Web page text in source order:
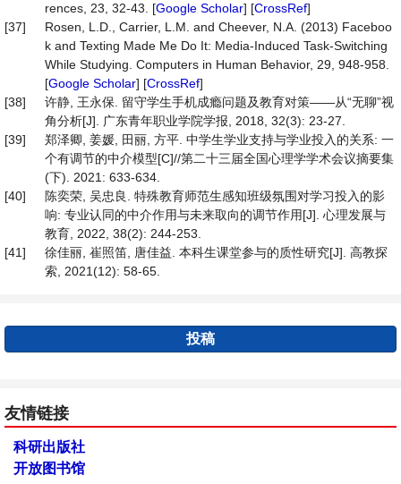
rences, 23, 32-43. [Google Scholar] [CrossRef]
[37]
Rosen, L.D., Carrier, L.M. and Cheever, N.A. (2013) Faceboo
k and Texting Made Me Do It: Media-Induced Task-Switching
While Studying. Computers in Human Behavior, 29, 948-958.
[Google Scholar] [CrossRef]
[38]
许静, 王永保. 留守学生手机成瘾问题及教育对策——从“无聊”视
角分析[J]. 广东青年职业学院学报, 2018, 32(3): 23-27.
[39]
郑泽卿, 姜媛, 田丽, 方平. 中学生学业支持与学业投入的关系: 一
个有调节的中介模型[C]//第二十三届全国心理学学术会议摘要集
(下). 2021: 633-634.
[40]
陈奕荣, 吴忠良. 特殊教育师范生感知班级氛围对学习投入的影
响: 专业认同的中介作用与未来取向的调节作用[J]. 心理发展与
教育, 2022, 38(2): 244-253.
[41]
徐佳丽, 崔照笛, 唐佳益. 本科生课堂参与的质性研究[J]. 高教探
索, 2021(12): 58-65.
投稿
友情链接
科研出版社
开放图书馆